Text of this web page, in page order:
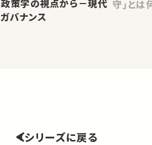
バナンス
守」とは
シリーズに戻る